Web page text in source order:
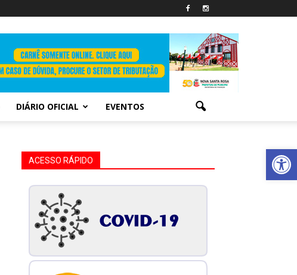
Abrir
DIÁRIO OFICIAL EVENTOS
ACESSO RÁPIDO